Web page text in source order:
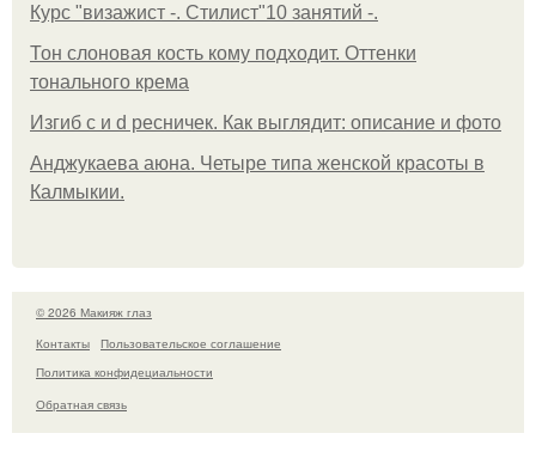
Курс "визажист -. Стилист"10 занятий -.
Тон слоновая кость кому подходит. Оттенки
тонального крема
Изгиб c и d ресничек. Как выглядит: описание и фото
Анджукаева аюна. Четыре типа женской красоты в
Калмыкии.
© 2026 Макияж глаз
Контакты
Пользовательское соглашение
Политика конфидециальности
Обратная связь